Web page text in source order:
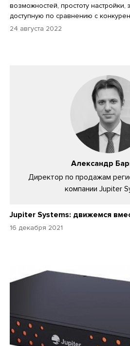
возможностей, простоту настройки,
доступную по сравнению с
24 августа 2022
Александр
Директор по продажам
компании Jupiter
Jupiter Systems: движемся
16 декабря 2021